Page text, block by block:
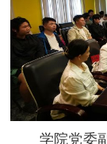
学院党委副